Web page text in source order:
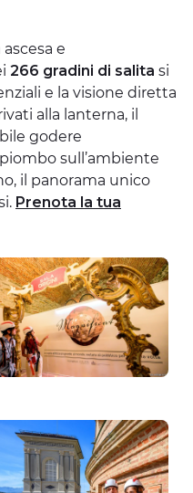
e
266 gradini di salita si
e la visione diretta
alla lanterna, il
godere
sull’ambiente
il panorama unico
Prenota la tua